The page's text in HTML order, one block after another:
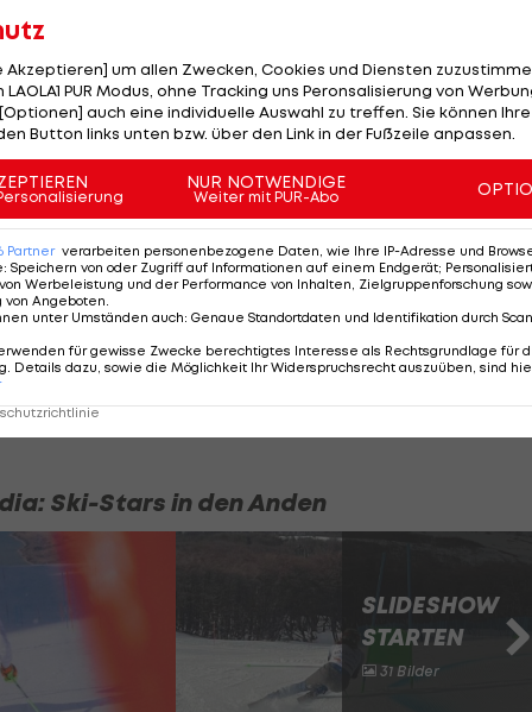
einer dreiwöchigen Pause, je ein Slalom in Levi
Abschied nach
elf Jahren: Petra
Kronberger
verlässt den ÖSV
Ski Alpin
Ski-Stars in den Anden
SLIDESHOW
STARTEN
31 Bilder
Akzeptieren] um allen Zwecken, Cookies und Diensten
PUR Modus, ohne Tracking uns Peronsalisierung von
auch eine individuelle Auswahl zu treffen. Sie können
Button links unten bzw. über den Link in der Fußzeile anpassen.
NUR NOTWENDIGE
Weiter mit PUR-Abo
Partner verarbeiten personenbezogene Daten, wie Ihre IP-Adresse und
: Speichern von oder Zugriff auf Informationen auf einem Endgerät;
Werbeleistung und der Performance von Inhalten, Zielgruppenforschung
von Angeboten
unter Umständen auch: Genaue Standortdaten und Identifikation durch
für gewisse Zwecke berechtigtes Interesse als Rechtsgrundlage für
Details dazu, sowie die Möglichkeit Ihr Widerspruchsrecht auszuüben, sind